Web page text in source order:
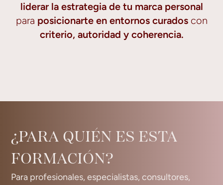
liderar la estrategia de tu marca personal
para posicionarte en entornos curadoscon
criterio, autoridad y coherencia.
¿PARA QUIÉN ES ESTA
FORMACIÓN?
Para profesionales, especialistas, consultores,